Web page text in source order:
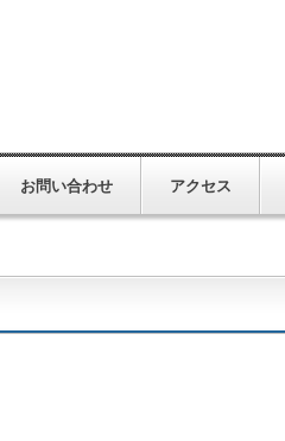
お問い合わせ アクセス